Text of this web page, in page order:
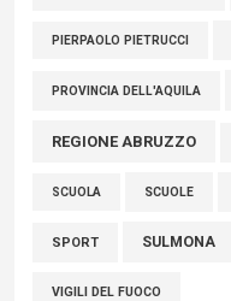
PIERPAOLO PIETRUCCI
PROVINCIA DELL'AQUILA
REGIONE ABRUZZO
SCUOLA SCUOLE
SPORT SULMONA
VIGILI DEL FUOCO